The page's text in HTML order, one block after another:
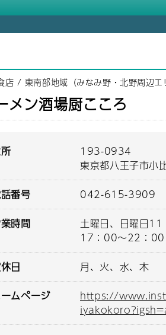
店 / 東南部地域（みなみ野・北野周辺エ
メン酒場厨こころ
193-0934
東京都八王子市
番号
042-615-3909
時間
土曜日、日曜日
17：00～22：
日
月、火、水、木
ムページ
https://